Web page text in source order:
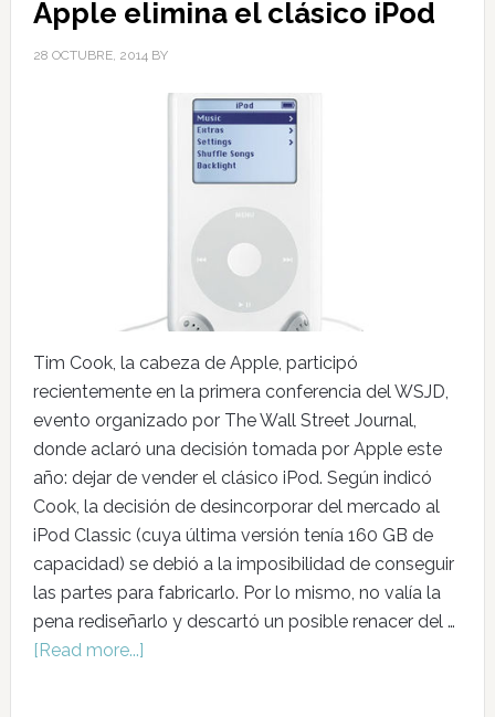
Apple elimina el clásico iPod
28 OCTUBRE, 2014 BY
Tim Cook, la cabeza de Apple, participó
recientemente en la primera conferencia del WSJD,
evento organizado por The Wall Street Journal,
donde aclaró una decisión tomada por Apple este
año: dejar de vender el clásico iPod. Según indicó
Cook, la decisión de desincorporar del mercado al
iPod Classic (cuya última versión tenía 160 GB de
capacidad) se debió a la imposibilidad de conseguir
las partes para fabricarlo. Por lo mismo, no valía la
pena rediseñarlo y descartó un posible renacer del …
[Read more...]